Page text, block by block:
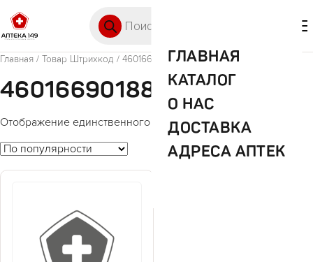
ГЛАВНАЯ
КАТАЛОГ
О НАС
ДОСТАВКА
АДРЕСА АПТЕК
Главная / Товар Штрихкод / 4601669018878
4601669018878
Отображение единственного товара